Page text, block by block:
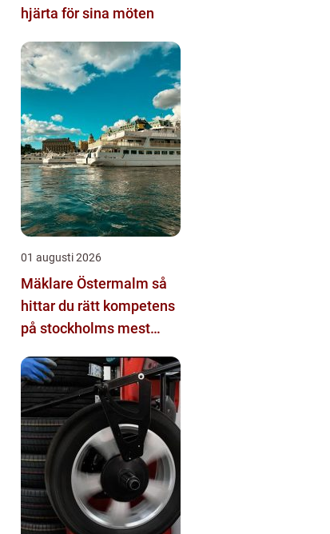
hjärta för sina möten
01 augusti 2026
Mäklare Östermalm så
hittar du rätt kompetens
på stockholms mest